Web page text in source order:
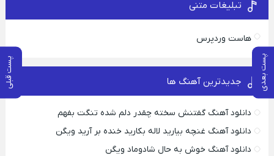
پست بعدی پست قبلی
تبلیغات متنی
هاست وردپرس
جدیدترین آهنگ ها
دانلود آهنگ گفتنش سخته چقدر دلم شده تنگت بفهم
دانلود آهنگ غنچه بیارید لاله بکارید خنده بر آرید ویگن
دانلود آهنگ خوش به حال شادوماد ویگن